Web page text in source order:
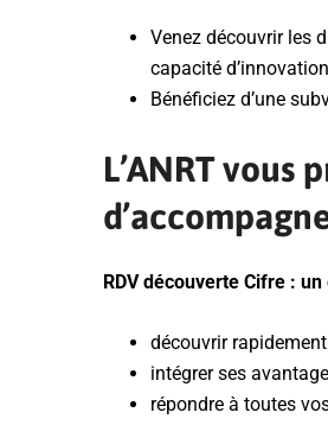
Venez découvrir les
capacité
Bénéficiez d’une
L’ANRT vous
RDV découverte Cifre :
découvrir
intégrer ses
répondre à toutes